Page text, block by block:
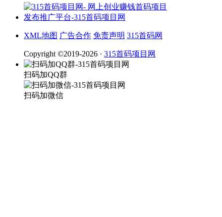
XML地图 广告合作 免责声明 315首码网
Copyright ©2019-2026 · 315首码项目网
扫码加QQ群
扫码加微信